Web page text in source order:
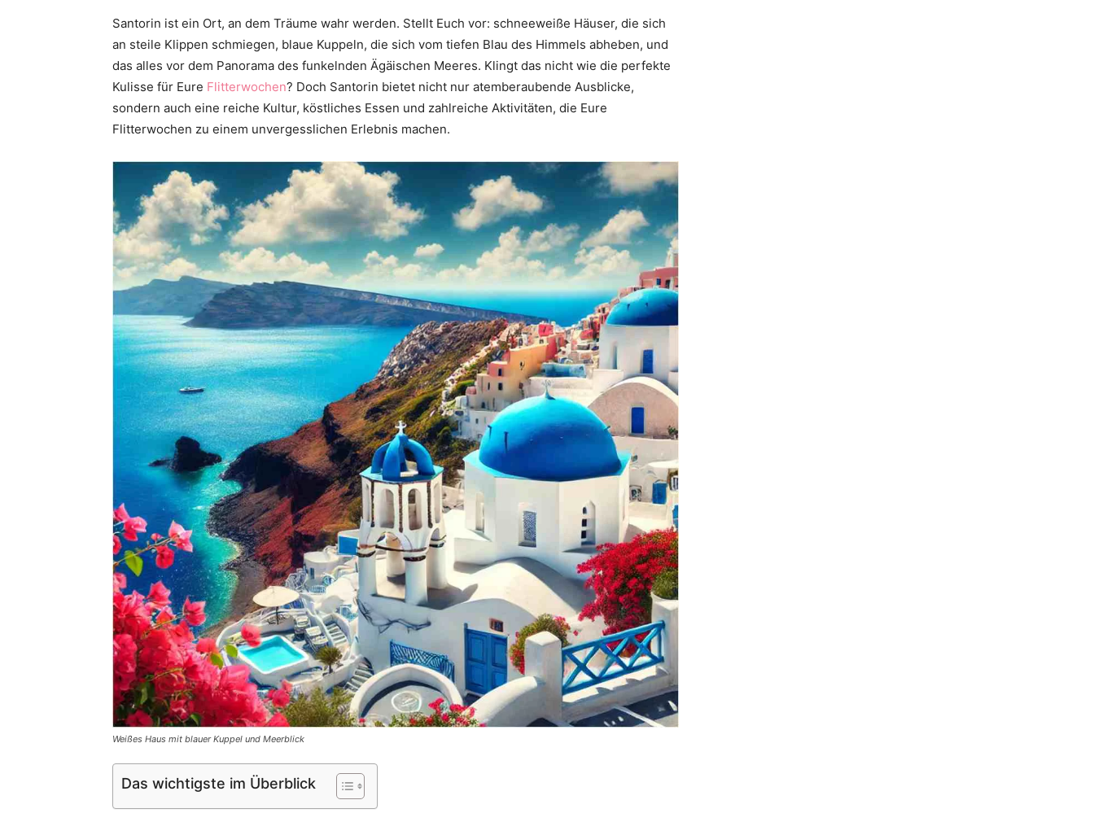
Hochzeit
Santorin ist ein Ort, an dem Träume wahr werden. Stellt Euch vor: schneeweiße Häuser, die sich
an steile Klippen schmiegen, blaue Kuppeln, die sich vom tiefen Blau des Himmels abheben, und
das alles vor dem Panorama des funkelnden Ägäischen Meeres. Klingt das nicht wie die perfekte
Kulisse für Eure Flitterwochen? Doch Santorin bietet nicht nur atemberaubende Ausblicke,
sondern auch eine reiche Kultur, köstliches Essen und zahlreiche Aktivitäten, die Eure
Flitterwochen zu einem unvergesslichen Erlebnis machen.
Weißes Haus mit blauer Kuppel und Meerblick
Das wichtigste im Überblick